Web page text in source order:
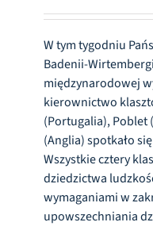
W tym tygodniu
Badenii-
międzynarodowej
kierownictwo
(Portugalia), Poblet
(Anglia) spotkało
Wszystkie cztery
dziedzictwa
wymaganiami w
upowszechniania